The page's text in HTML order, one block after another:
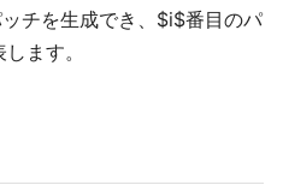
チを生成でき、$i$番目のパ
ます。